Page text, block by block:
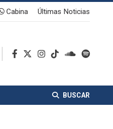
Cabina Últimas Noticias
BUSCAR